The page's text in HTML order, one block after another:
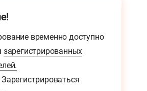
временно доступно
зарегистрированных
Зарегистрироваться